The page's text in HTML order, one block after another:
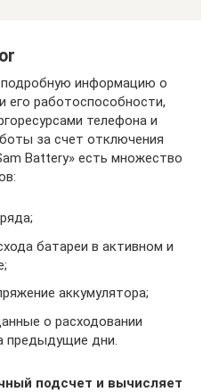
информацию о
его работоспособности,
телефона и
за счет отключения
Battery» есть множество
батареи в активном и
аккумулятора;
о расходовании
предыдущие дни.
подсчет и вычисляет